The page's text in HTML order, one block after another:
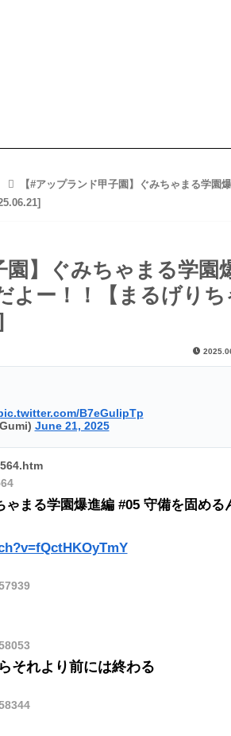
【#アップランド甲子園】ぐみちゃまる学園
園】ぐみちゃまる学園
よー！！【まるげりち
B7eGulipTp
June 21, 2025
ゃまる学園爆進編 #05 守備を固める
それより前には終わる